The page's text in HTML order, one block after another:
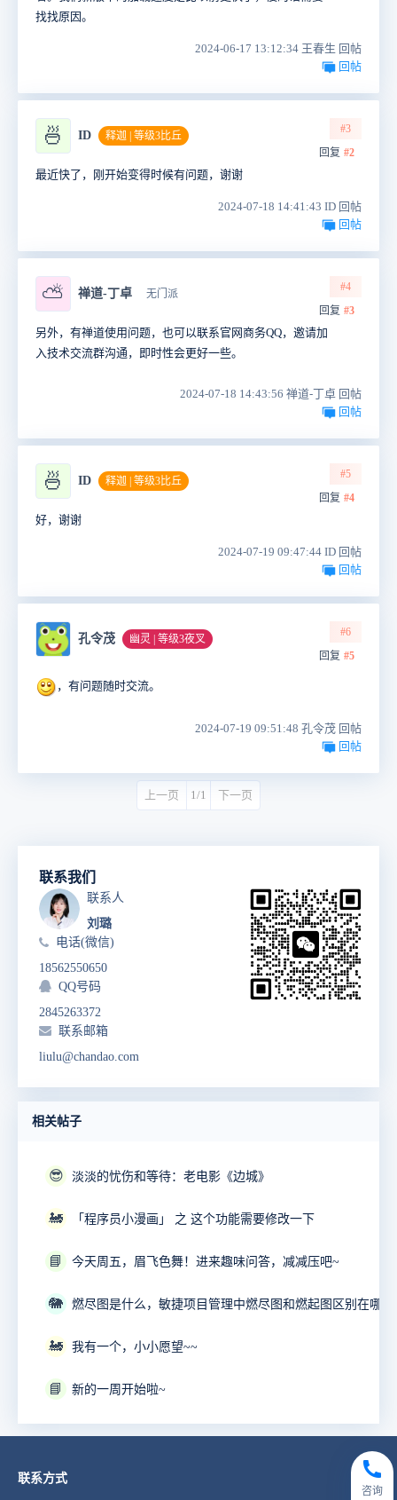
找找原因。
2024-06-17 13:12:34 王春生 回帖
回帖
🍜 ID 释迦 | 等级3比丘
#3
回复 #2
最近快了，刚开始变得时候有问题，谢谢
2024-07-18 14:41:43 ID 回帖
回帖
⛅ 禅道-丁卓 无门派
#4
回复 #3
另外，有禅道使用问题，也可以联系官网商务QQ，邀请加
入技术交流群沟通，即时性会更好一些。
2024-07-18 14:43:56 禅道-丁卓 回帖
回帖
🍜 ID 释迦 | 等级3比丘
#5
回复 #4
好，谢谢
2024-07-19 09:47:44 ID 回帖
回帖
孔令茂 幽灵 | 等级3夜叉
#6
回复 #5
，有问题随时交流。
2024-07-19 09:51:48 孔令茂 回帖
回帖
上一页 1/1 下一页
联系我们
联系人
刘璐
电话(微信)
18562550650
QQ号码
2845263372
联系邮箱
liulu@chandao.com
相关帖子
😎 淡淡的忧伤和等待：老电影《边城》
🚂 「程序员小漫画」 之 这个功能需要修改一下
📘 今天周五，眉飞色舞！进来趣味问答，减减压吧~
🐘 燃尽图是什么，敏捷项目管理中燃尽图和燃起图区别在哪？
🚂 我有一个，小小愿望~~
📘 新的一周开始啦~
联系方式
咨询